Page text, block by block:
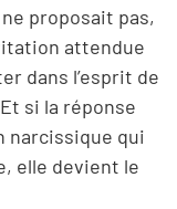
proposait pas,
attendue
dans l’esprit de
si la réponse
narcissique qui
elle devient le